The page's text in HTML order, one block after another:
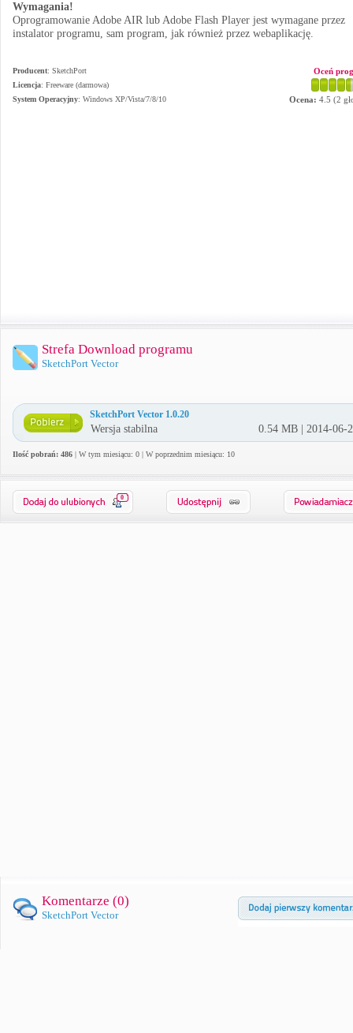
Wymagania!
Oprogramowanie Adobe AIR lub Adobe Flash Player jest wymagane przez
instalator programu, sam program, jak również przez webaplikację.
Producent: SketchPort
Licencja: Freeware (darmowa)
System Operacyjny: Windows XP/Vista/7/8/10
Oceń
Ocena: 4.5 (2
Strefa Download programu
SketchPort Vector
SketchPort Vector 1.0.20
Wersja stabilna 0.54 MB | 2014-06-
Ilość pobrań: 486 | W tym miesiącu: 0 | W poprzednim miesiącu: 10
0
Komentarze (0)
SketchPort Vector